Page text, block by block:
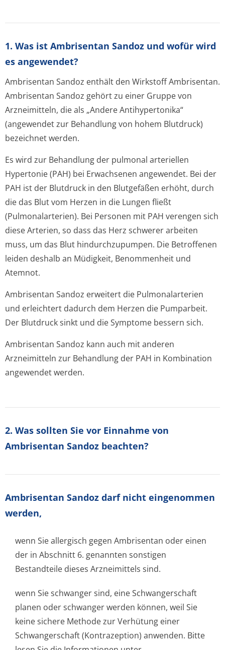
1. Was ist Ambrisentan Sandoz und wofür wird
es angewendet?
Ambrisentan Sandoz enthält den Wirkstoff Ambrisentan.
Ambrisentan Sandoz gehört zu einer Gruppe von
Arzneimitteln, die als „Andere Antihypertonika“
(angewendet zur Behandlung von hohem Blutdruck)
bezeichnet werden.
Es wird zur Behandlung der pulmonal arteriellen
Hypertonie (PAH) bei Erwachsenen angewendet. Bei der
PAH ist der Blutdruck in den Blutgefäßen erhöht, durch
die das Blut vom Herzen in die Lungen fließt
(Pulmonalarterien). Bei Personen mit PAH verengen sich
diese Arterien, so dass das Herz schwerer arbeiten
muss, um das Blut hindurchzupumpen. Die Betroffenen
leiden deshalb an Müdigkeit, Benommenheit und
Atemnot.
Ambrisentan Sandoz erweitert die Pulmonalarterien
und erleichtert dadurch dem Herzen die Pumparbeit.
Der Blutdruck sinkt und die Symptome bessern sich.
Ambrisentan Sandoz kann auch mit anderen
Arzneimitteln zur Behandlung der PAH in Kombination
angewendet werden.
2. Was sollten Sie vor Einnahme von
Ambrisentan Sandoz beachten?
Ambrisentan Sandoz darf nicht eingenommen
werden,
wenn Sie allergisch gegen Ambrisentan oder einen
der in Abschnitt 6. genannten sonstigen
Bestandteile dieses Arzneimittels sind.
wenn Sie schwanger sind, eine Schwangerschaft
planen oder schwanger werden können, weil Sie
keine sichere Methode zur Verhütung einer
Schwangerschaft (Kontrazeption) anwenden. Bitte